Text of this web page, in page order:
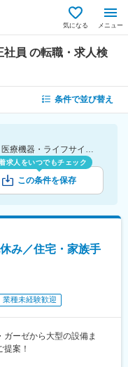
気になる メニュー
社員 の転職・求人検
条件で並び替え
[勤務地]福島市 [業種]医療機器卸-医薬品・医療機器・ライフサイエンス・医療系サービス [雇用形態]正社員
求人をいつでもチェック
この条件を保存
み／住宅・家族手
業種未経験歓迎
ガーゼから大型の設備ま
案！